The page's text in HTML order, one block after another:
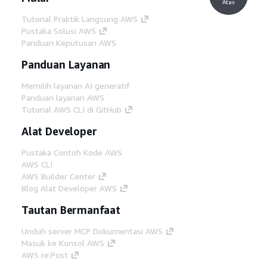
Tutorial Praktik Langsung AWS
Pustaka Solusi AWS
Panduan Keputusan AWS
Panduan Layanan
Memilih layanan AI generatif
Panduan layanan AWS
Tutorial AWS CLI di GitHub
Alat Developer
Pustaka Contoh Kode AWS
AWS CLI
AWS Builder Center
Blog Alat Developer AWS
Tautan Bermanfaat
Unduh server MCP Dokumentasi AWS
Masuk ke Konsol AWS
AWS re:Post
Atas